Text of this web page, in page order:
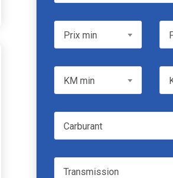
Prix minPrix min Prix max
KM min
CarburantCarburant
TransmissionTransmission